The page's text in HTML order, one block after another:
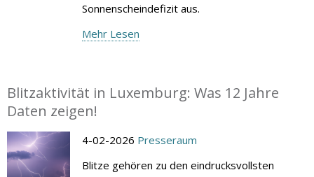
Sonnenscheindefizit aus.
Mehr Lesen
Blitzaktivität in Luxemburg: Was 12 Jahre
Daten zeigen!
4-02-2026 Presseraum
Blitze gehören zu den eindrucksvollsten